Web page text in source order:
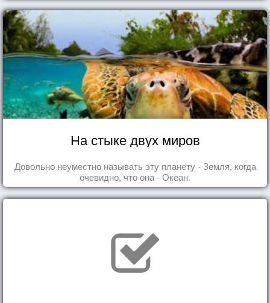
На стыке двух миров
Довольно неуместно называть эту планету - Земля, когда
очевидно, что она - Океан.